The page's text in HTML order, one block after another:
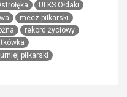
ULKS Ołdaki
mecz piłkarski
rekord życiowy
piłkarski